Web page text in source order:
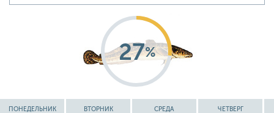
27%
ПОНЕДЕЛЬНИК ВТОРНИК СРЕДА ЧЕТВЕРГ